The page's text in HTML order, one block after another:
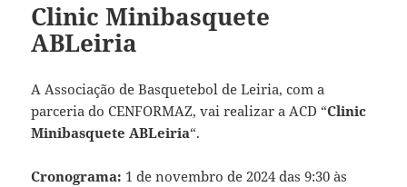
Clinic Minibasquete
ABLeiria
A Associação de Basquetebol de Leiria, com a
parceria do CENFORMAZ, vai realizar a ACD “Clinic
Minibasquete ABLeiria“.
Cronograma: 1 de novembro de 2024 das 9:30 às